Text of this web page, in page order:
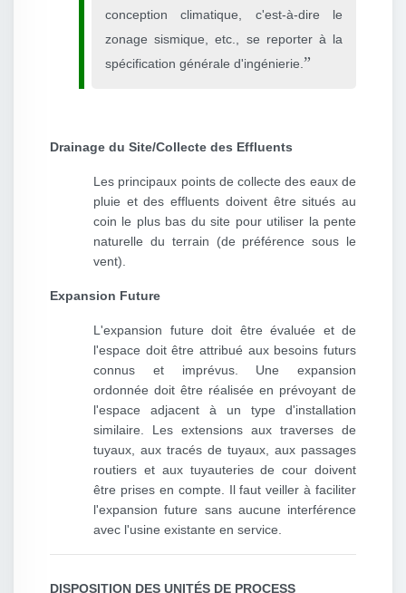
conception climatique, c'est-à-dire le
zonage sismique, etc., se reporter à la
spécification générale d'ingénierie.
Drainage du Site/Collecte des Effluents
Les principaux points de collecte des eaux de
pluie et des effluents doivent être situés au
coin le plus bas du site pour utiliser la pente
naturelle du terrain (de préférence sous le
vent).
Expansion Future
L'expansion future doit être évaluée et de
l'espace doit être attribué aux besoins futurs
connus et imprévus. Une expansion
ordonnée doit être réalisée en prévoyant de
l'espace adjacent à un type d'installation
similaire. Les extensions aux traverses de
tuyaux, aux tracés de tuyaux, aux passages
routiers et aux tuyauteries de cour doivent
être prises en compte. Il faut veiller à faciliter
l'expansion future sans aucune interférence
avec l'usine existante en service.
DISPOSITION DES UNITÉS DE PROCESS